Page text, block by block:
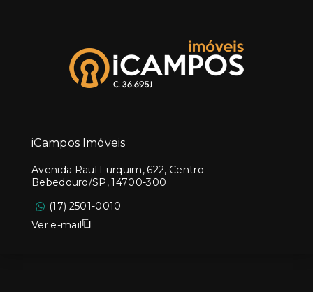
iCampos Imóveis
Avenida Raul Furquim, 622, Centro -
Bebedouro/SP, 14700-300
(17) 2501-0010
Ver e-mail